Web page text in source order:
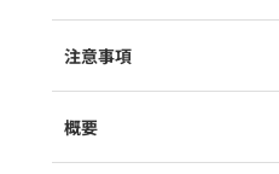
注意事項
概要